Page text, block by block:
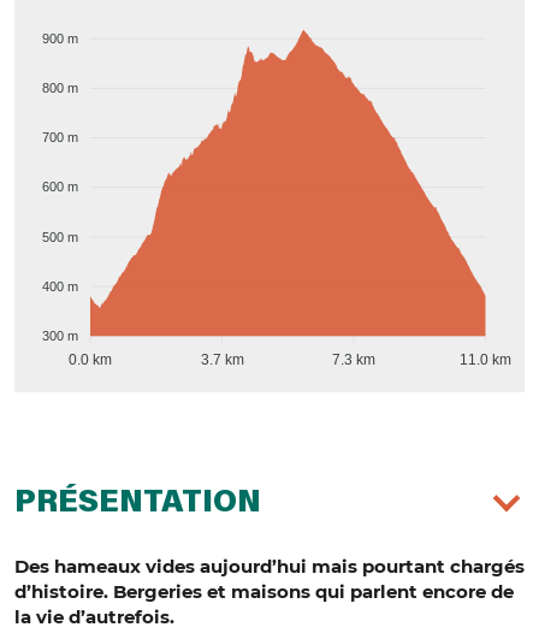
900 m
800 m
700 m
600 m
500 m
400 m
300 m
0.0 km 3.7 km 7.3 km 11.0 km
PRÉSENTATION
Des hameaux vides aujourd’hui mais pourtant chargés
d’histoire. Bergeries et maisons qui parlent encore de
la vie d’autrefois.